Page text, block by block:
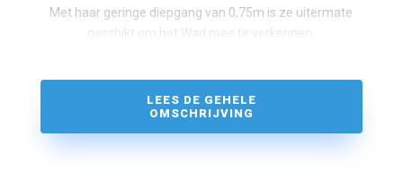
Met haar geringe diepgang van 0,75m is ze uitermate
geschikt om het Wad mee te verkennen.
LEES DE GEHELE
OMSCHRIJVING